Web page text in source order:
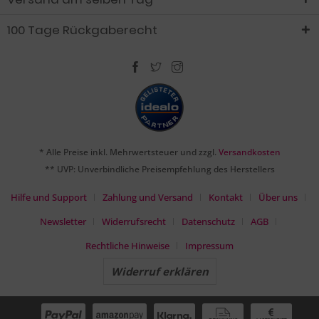
100 Tage Rückgaberecht
* Alle Preise inkl. Mehrwertsteuer und zzgl. Versandkosten
** UVP: Unverbindliche Preisempfehlung des Herstellers
Hilfe und Support Zahlung und Versand Kontakt
Über uns
Newsletter
Widerrufsrecht Datenschutz
AGB
Rechtliche Hinweise
Impressum
Widerruf erklären